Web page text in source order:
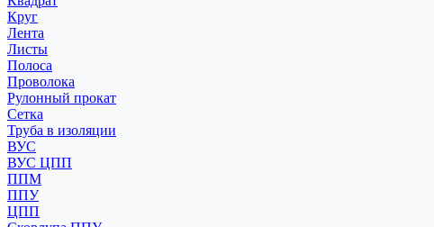
Круг
Лента
Листы
Полоса
Проволока
Рулонный прокат
Сетка
Труба в изоляции
ВУС
ВУС ЦПП
ППМ
ППУ
ЦПП